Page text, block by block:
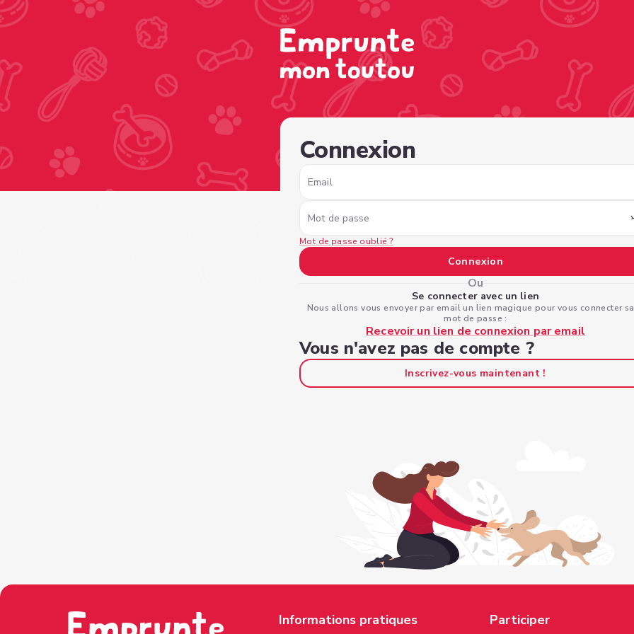
Connexion
Email
Mot de passe
Mot de passe oublié ?
Connexion
Ou
Se connecter avec un lien
Nous allons vous envoyer par email un lien magique pour vous connecter
mot de passe :
Recevoir un lien de connexion par email
Vous n'avez pas de compte ?
Inscrivez-vous maintenant !
Informations pratiques Participer
/sign-in?nextPage=%2Fview-profile%2F34892564-be5e-4b05-afd3-a9133c8ab574